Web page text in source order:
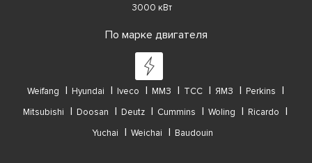
3000 кВт
По марке двигателя
Weifang Hyundai Iveco ММЗ ТСС ЯМЗ
Perkins
Mitsubishi
Doosan Deutz Cummins Woling
Ricardo
Yuchai
Weichai Baudouin